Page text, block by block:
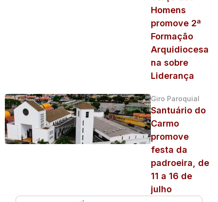
Homens
promove 2ª
Formação
Arquidiocesa
na sobre
Liderança
Giro Paroquial
Santuário do
Carmo
promove
festa da
padroeira, de
11 a 16 de
julho